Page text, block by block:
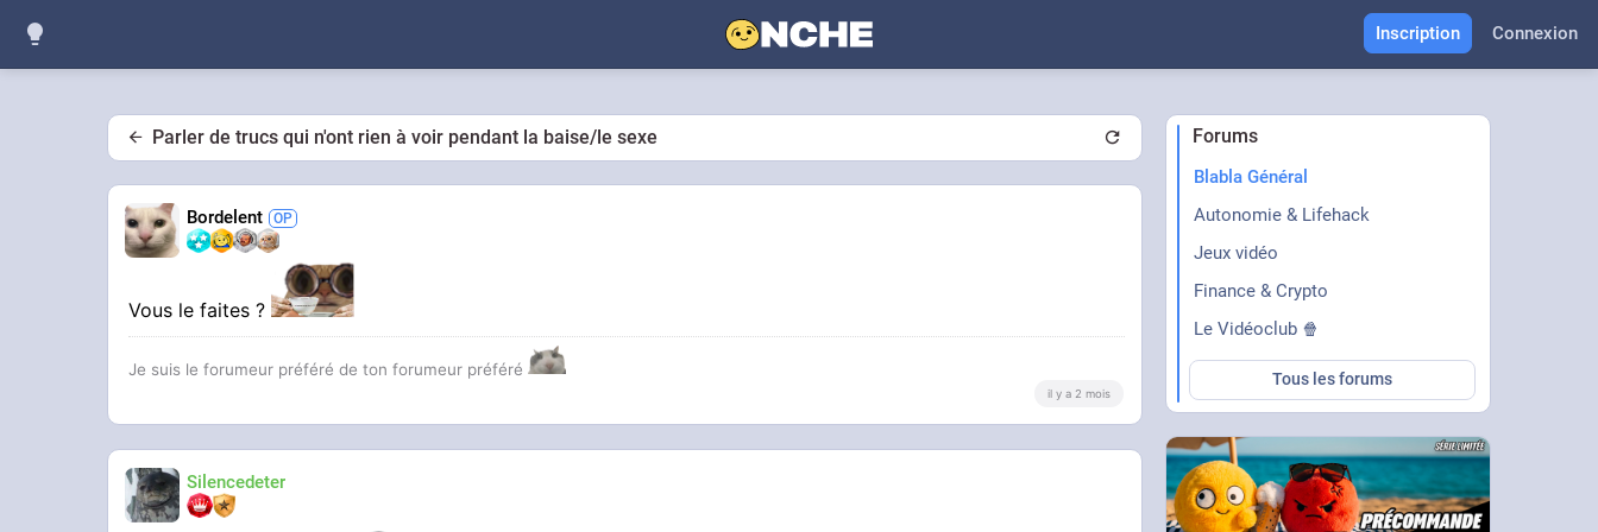
Inscription Connexion
Parler de trucs qui n'ont rien à voir pendant la baise/le sexe
Bordelent
Vous le faites ?
Je suis le forumeur préféré de ton forumeur préféré
il y a 2 mois
Silencedeter
Forums
Blabla Général
Autonomie & Lifehack
Jeux vidéo
Finance & Crypto
Le Vidéoclub 🍿
Tous les forums